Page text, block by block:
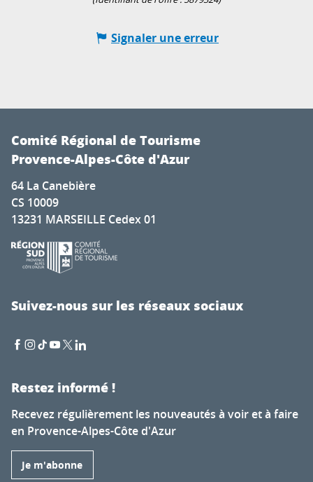
Signaler une erreur
Comité Régional de Tourisme
Provence-Alpes-Côte d'Azur
64 La Canebière
CS 10009
13231 MARSEILLE Cedex 01
Suivez-nous sur les réseaux sociaux
Restez informé !
Recevez régulièrement les nouveautés à voir et à faire
en Provence-Alpes-Côte d'Azur
Je m'abonne